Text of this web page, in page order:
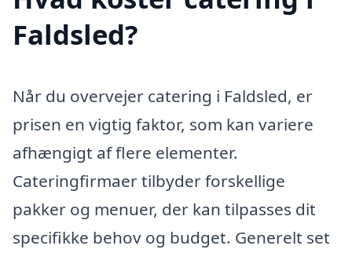
Faldsled?
Når du overvejer catering i Faldsled, er
prisen en vigtig faktor, som kan variere
afhængigt af flere elementer.
Cateringfirmaer tilbyder forskellige
pakker og menuer, der kan tilpasses dit
specifikke behov og budget. Generelt set